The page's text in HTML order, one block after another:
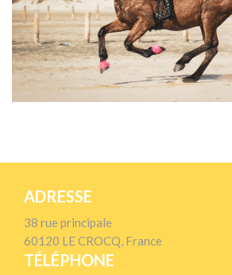
ADRESSE
38 rue principale
60120 LE CROCQ, France
TÉLÉPHONE